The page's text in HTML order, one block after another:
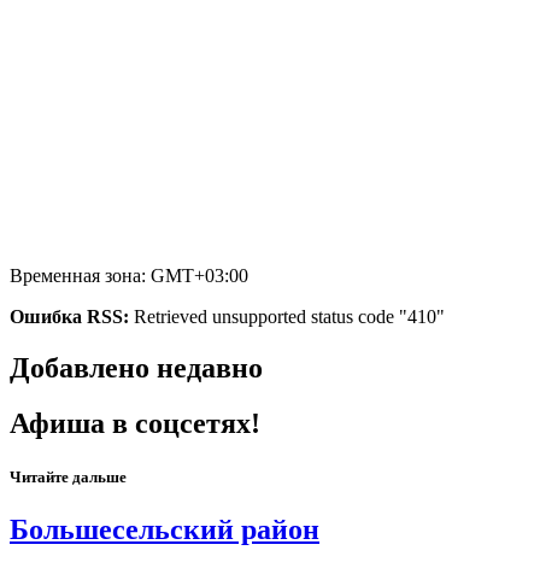
Временная зона: GMT+03:00
Ошибка RSS: Retrieved unsupported status code "410"
Добавлено недавно
Афиша в соцсетях!
Читайте дальше
Большесельский район